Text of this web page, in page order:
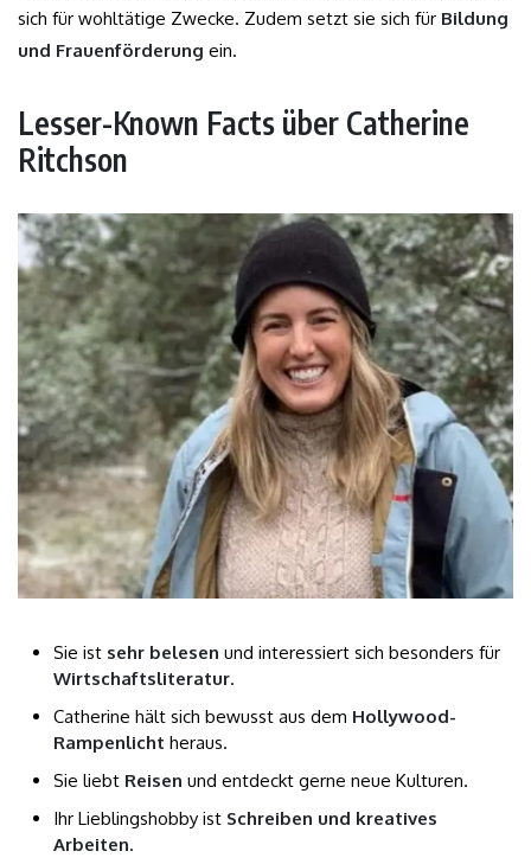
sich für wohltätige Zwecke. Zudem setzt sie sich für Bildung
und Frauenförderung ein.
Lesser-Known Facts über Catherine
Ritchson
Sie ist sehr belesen und interessiert sich besonders für
Wirtschaftsliteratur.
Catherine hält sich bewusst aus dem Hollywood-
Rampenlicht heraus.
Sie liebt Reisen und entdeckt gerne neue Kulturen.
Ihr Lieblingshobby ist Schreiben und kreatives
Arbeiten.